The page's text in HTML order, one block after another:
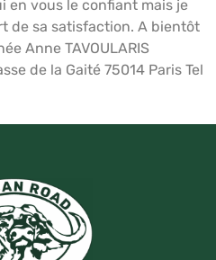
en vous le confiant mais je
de sa satisfaction. A bientôt
Anne TAVOULARIS
de la Gaité 75014 Paris Tel